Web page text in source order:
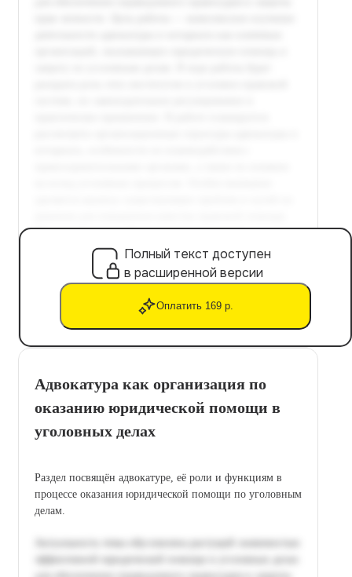
Полный текст доступен
в расширенной версии
Оплатить 169 р.
Адвокатура как организация по
оказанию юридической помощи в
уголовных делах
Раздел посвящён адвокатуре, её роли и функциям в
процессе оказания юридической помощи по уголовным
делам.